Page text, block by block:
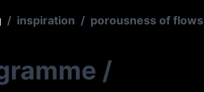
/ inspiration / porousness of flows
/